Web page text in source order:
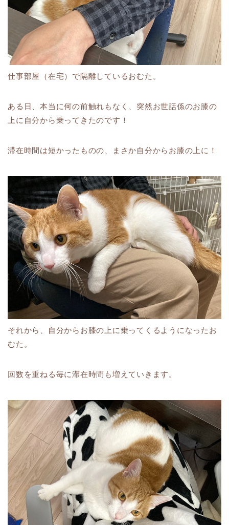
仕事部屋（在宅）で隔離しているおむた。
ある日、本当に何の前触れもなく、突然お世話係のお膝の
上に自分から乗ってきたのです！
滞在時間は短かったものの、まさか自分からお膝の上に！
それから、自分からお膝の上に乗ってくるようになったお
むた。
回数を重ねる毎に滞在時間も増えていきます。